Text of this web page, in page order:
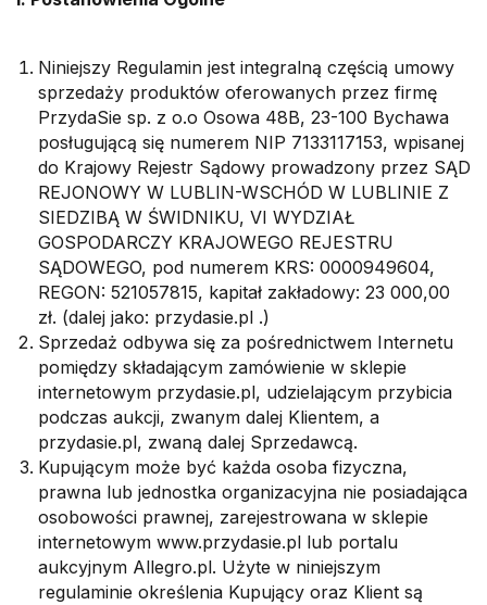
Niniejszy Regulamin jest integralną częścią umowy
sprzedaży produktów oferowanych przez firmę
PrzydaSie sp. z o.o Osowa 48B, 23-100 Bychawa
posługującą się numerem NIP 7133117153, wpisanej
do Krajowy Rejestr Sądowy prowadzony przez SĄD
REJONOWY W LUBLIN-WSCHÓD W LUBLINIE Z
SIEDZIBĄ W ŚWIDNIKU, VI WYDZIAŁ
GOSPODARCZY KRAJOWEGO REJESTRU
SĄDOWEGO, pod numerem KRS: 0000949604,
REGON: 521057815, kapitał zakładowy: 23 000,00
zł. (dalej jako: przydasie.pl .)
Sprzedaż odbywa się za pośrednictwem Internetu
pomiędzy składającym zamówienie w sklepie
internetowym przydasie.pl, udzielającym przybicia
podczas aukcji, zwanym dalej Klientem, a
przydasie.pl, zwaną dalej Sprzedawcą.
Kupującym może być każda osoba fizyczna,
prawna lub jednostka organizacyjna nie posiadająca
osobowości prawnej, zarejestrowana w sklepie
internetowym www.przydasie.pl lub portalu
aukcyjnym Allegro.pl. Użyte w niniejszym
regulaminie określenia Kupujący oraz Klient są